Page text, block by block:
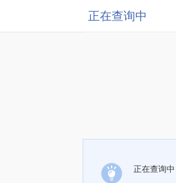
正在查询中
正在查询